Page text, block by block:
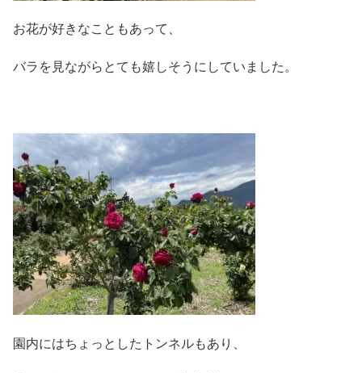
お花が好きなこともあって、
バラを見ながらとても嬉しそうにしていました。
園内にはちょっとしたトンネルもあり、